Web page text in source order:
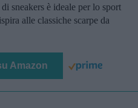
sneakers è ideale per lo sport
alle classiche scarpe da
Amazon